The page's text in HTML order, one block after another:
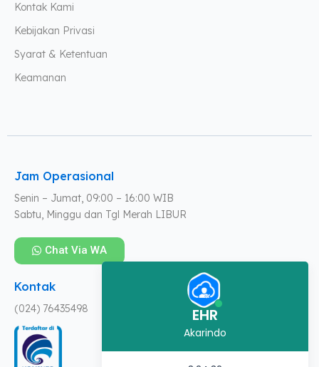
Kontak Kami
Kebijakan Privasi
Syarat & Ketentuan
Keamanan
Jam Operasional
Senin – Jumat, 09:00 – 16:00 WIB
Sabtu, Minggu dan Tgl Merah LIBUR
Chat Via WA
Kontak
(024) 76435498 EHR
Akarindo